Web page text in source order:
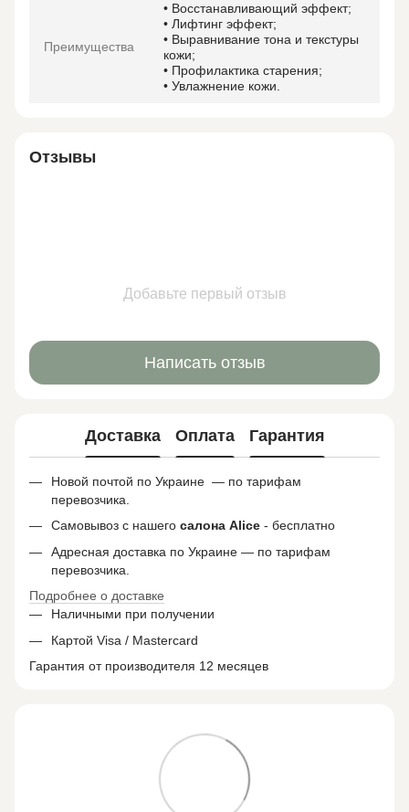
Преимущества
• Восстанавливающий эффект;
• Лифтинг эффект;
• Выравнивание тона и текстуры
кожи;
• Профилактика старения;
• Увлажнение кожи.
Отзывы
Добавьте первый отзыв
Написать отзыв
Доставка Оплата Гарантия
Новой почтой по Украине — по тарифам
перевозчика.
Самовывоз с нашего салона Alice - бесплатно
Адресная доставка по Украине — по тарифам
перевозчика.
Подробнее о доставке
Наличными при получении
Картой Visa / Mastercard
Гарантия от производителя 12 месяцев